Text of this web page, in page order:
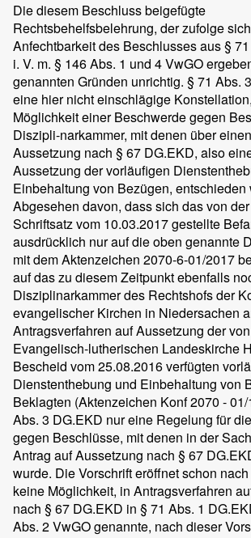
Die diesem Beschluss beigefügte
Rechtsbehelfsbelehrung, der zufolge
Anfechtbarkeit des Beschlusses aus §
i. V. m. § 146 Abs. 1 und 4 VwGO
genannten Gründen unrichtig. § 71 Abs.
eine hier nicht einschlägige
Möglichkeit einer Beschwerde gegen
Diszipli-narkammer, mit denen über
Aussetzung nach § 67 DG.EKD, also
Aussetzung der vorläufigen
Einbehaltung von Bezügen, entschieden
Abgesehen davon, dass sich das von
Schriftsatz vom 10.03.2017 gestellte
ausdrücklich nur auf die oben genannte
mit dem Aktenzeichen 2070-6-01/2017
auf das zu diesem Zeitpunkt ebenfalls
Disziplinarkammer des Rechtshofs der
evangelischer Kirchen in Niedersachen
Antragsverfahren auf Aussetzung der
Evangelisch-lutherischen Landeskirche
Bescheid vom 25.08.2016 verfügten
Dienstenthebung und Einbehaltung von
Beklagten (Aktenzeichen Konf 2070 - 01/
Abs. 3 DG.EKD nur eine Regelung für
gegen Beschlüsse, mit denen in der
Antrag auf Aussetzung nach § 67
wurde. Die Vorschrift eröffnet schon
keine Möglichkeit, in Antragsverfahren
nach § 67 DG.EKD in § 71 Abs. 1
Abs. 2 VwGO genannte, nach dieser